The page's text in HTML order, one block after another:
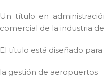
Un título en
comercial de la industria
El título está diseñado
la gestión de aeropuertos